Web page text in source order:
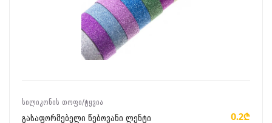
ᲡᲘᲚᲘᲙᲝᲜᲘᲡ ᲗᲝᲤᲘ/ᲢᲧᲕᲘᲐ
გასაფორმებელი წებოვანი ლენტი 0.2₾